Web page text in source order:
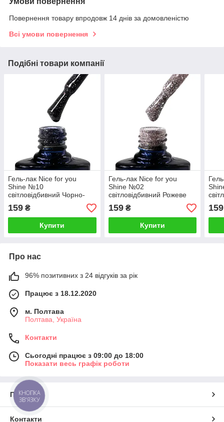
Повернення товару впродовж 14 днів за домовленістю
Всі умови повернення
Подібні товари компанії
Гель-лак Nice for you
Shine №10
світловідбивний Чорно-
синій8.5 г
159 ₴
Купити
Гель-лак Nice for you
Shine №02
світловідбивний Рожеве
золото 8.5 г
159₴
Купити
159
Про нас
96% позитивних з 24 відгуків за рік
Працює з 18.12.2020
м. Полтава
Полтава, Україна
Контакти
Сьогодні працює з 09:00 до 18:00
Показати весь графік роботи
Про нас
Контакти
КНОПКА
ЗВ'ЯЗКУ